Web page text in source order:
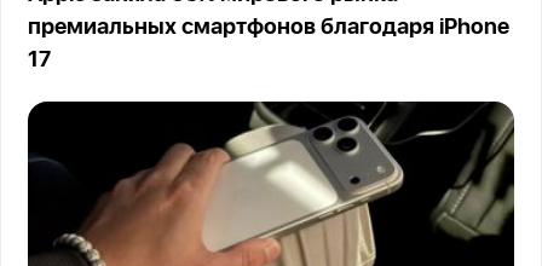
премиальных смартфонов благодаря iPhone
17